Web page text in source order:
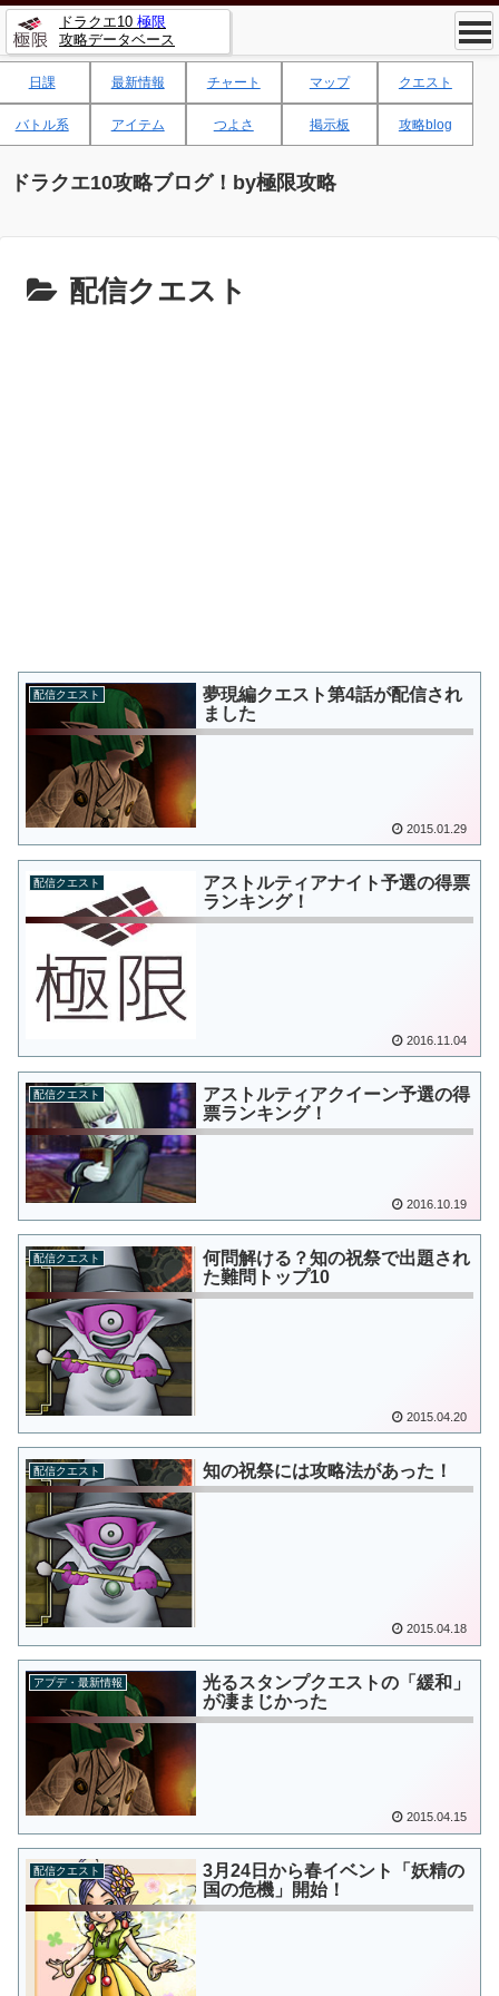
ドラクエ10 極限
攻略データベース
日課 最新情報 チャート マップ クエスト
バトル系 アイテム つよさ 掲示板 攻略blog
ドラクエ10攻略ブログ！by極限攻略
配信クエスト
配信クエスト
夢現編クエスト第4話が配信され
ました
2015.01.29
配信クエスト
アストルティアナイト予選の得票
ランキング！
2016.11.04
配信クエスト
アストルティアクイーン予選の得
票ランキング！
2016.10.19
配信クエスト
何問解ける？知の祝祭で出題され
た難問トップ10
2015.04.20
配信クエスト 知の祝祭には攻略法があった！
2015.04.18
アプデ・最新情報
光るスタンプクエストの「緩和」
が凄まじかった
2015.04.15
配信クエスト
3月24日から春イベント「妖精の
国の危機」開始！